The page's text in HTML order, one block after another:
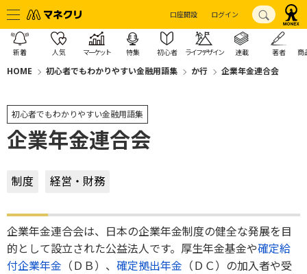
口座開設 ログイン
新着 人気 マーケット 特集 初心者 ライフデザイン 連載 著者 商
HOME 初心者でもわかりやすい金融用語集 か行 企業年金連合会
初心者でもわかりやすい金融用語集
企業年金連合会
制度 経営・財務
企業年金連合会は、日本の企業年金制度の健全な発展を目
的として設立された公益法人です。厚生年金基金や確定給
付企業年金 （ＤＢ）、 確定拠出年金 （ＤＣ）の加入者や受